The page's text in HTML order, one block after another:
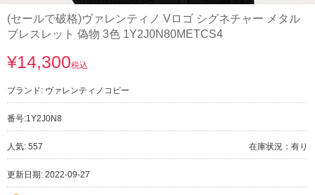
(セールで破格)ヴァレンティノ Vロゴ シグネチャー メタル
ブレスレット 偽物 3色 1Y2J0N80METCS4
¥14,300税込
ブランド: ヴァレンティノコピー
番号:1Y2J0N8
人気: 557 在庫状況：有り
更新日期: 2022-09-27